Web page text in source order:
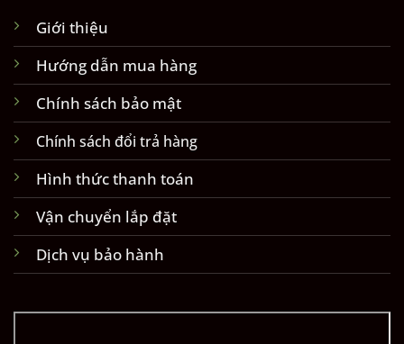
Giới thiệu
Hướng dẫn mua hàng
Chính sách bảo mật
Chính sách đổi trả hàng
Hình thức thanh toán
Vận chuyển lắp đặt
Dịch vụ bảo hành